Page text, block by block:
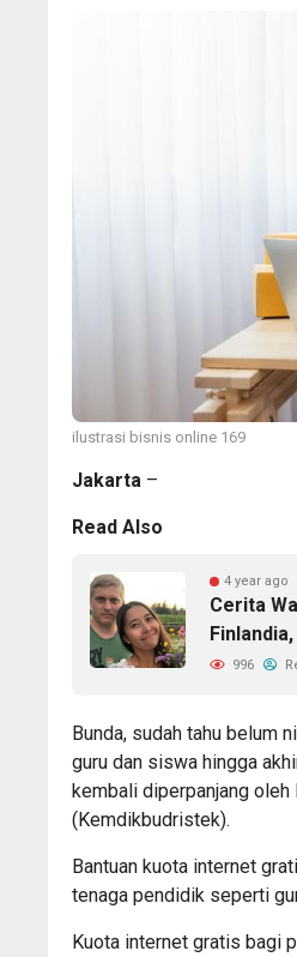
ilustrasi bisnis online 169
Jakarta –
Read Also
4 year ago
Cerita
996
Bunda, sudah tahu belum
guru dan siswa hingga
kembali diperpanjang oleh
(Kemdikbudristek).
Bantuan kuota internet
tenaga pendidik seperti
Kuota internet gratis bagi